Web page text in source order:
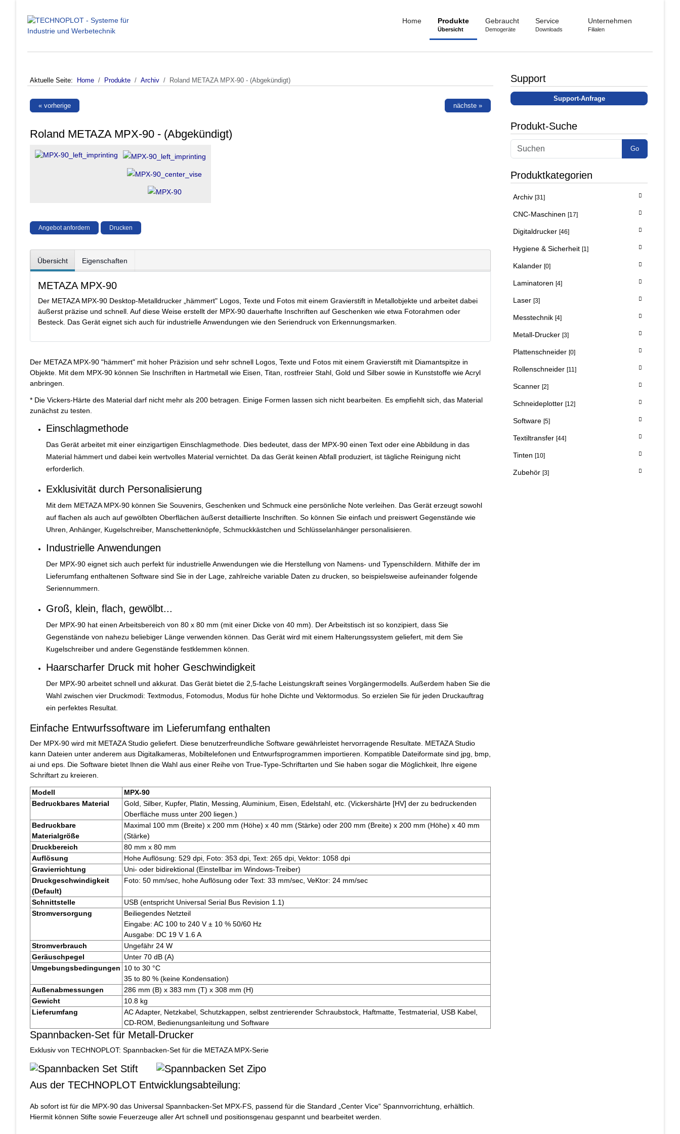
Home Produkte
Übersicht
Gebraucht
Demogeräte
Service
Downloads
Unternehmen
Filialen
Aktuelle Seite: Home Produkte Archiv Roland METAZA MPX-90 - (Abgekündigt)
« vorherige nächste »
Roland METAZA MPX-90 - (Abgekündigt)
Angebot anfordern Drucken
Übersicht Eigenschaften
METAZA MPX-90
Der METAZA MPX-90 Desktop-Metalldrucker „hämmert" Logos, Texte und Fotos mit einem Gravierstift in Metallobjekte und arbeitet dabei
äußerst präzise und schnell. Auf diese Weise erstellt der MPX-90 dauerhafte Inschriften auf Geschenken wie etwa Fotorahmen oder
Besteck. Das Gerät eignet sich auch für industrielle Anwendungen wie den Seriendruck von Erkennungsmarken.
Der METAZA MPX-90 "hämmert" mit hoher Präzision und sehr schnell Logos, Texte und Fotos mit einem Gravierstift mit Diamantspitze in
Objekte. Mit dem MPX-90 können Sie Inschriften in Hartmetall wie Eisen, Titan, rostfreier Stahl, Gold und Silber sowie in Kunststoffe wie Acryl
anbringen.
* Die Vickers-Härte des Material darf nicht mehr als 200 betragen. Einige Formen lassen sich nicht bearbeiten. Es empfiehlt sich, das Material
zunächst zu testen.
Einschlagmethode
Das Gerät arbeitet mit einer einzigartigen Einschlagmethode. Dies bedeutet, dass der MPX-90 einen Text oder eine Abbildung in das
Material hämmert und dabei kein wertvolles Material vernichtet. Da das Gerät keinen Abfall produziert, ist tägliche Reinigung nicht
erforderlich.
Exklusivität durch Personalisierung
Mit dem METAZA MPX-90 können Sie Souvenirs, Geschenken und Schmuck eine persönliche Note verleihen. Das Gerät erzeugt sowohl
auf flachen als auch auf gewölbten Oberflächen äußerst detaillierte Inschriften. So können Sie einfach und preiswert Gegenstände wie
Uhren, Anhänger, Kugelschreiber, Manschettenknöpfe, Schmuckkästchen und Schlüsselanhänger personalisieren.
Industrielle Anwendungen
Der MPX-90 eignet sich auch perfekt für industrielle Anwendungen wie die Herstellung von Namens- und Typenschildern. Mithilfe der im
Lieferumfang enthaltenen Software sind Sie in der Lage, zahlreiche variable Daten zu drucken, so beispielsweise aufeinander folgende
Seriennummern.
Groß, klein, flach, gewölbt...
Der MPX-90 hat einen Arbeitsbereich von 80 x 80 mm (mit einer Dicke von 40 mm). Der Arbeitstisch ist so konzipiert, dass Sie
Gegenstände von nahezu beliebiger Länge verwenden können. Das Gerät wird mit einem Halterungssystem geliefert, mit dem Sie
Kugelschreiber und andere Gegenstände festklemmen können.
Haarscharfer Druck mit hoher Geschwindigkeit
Der MPX-90 arbeitet schnell und akkurat. Das Gerät bietet die 2,5-fache Leistungskraft seines Vorgängermodells. Außerdem haben Sie die
Wahl zwischen vier Druckmodi: Textmodus, Fotomodus, Modus für hohe Dichte und Vektormodus. So erzielen Sie für jeden Druckauftrag
ein perfektes Resultat.
Einfache Entwurfssoftware im Lieferumfang enthalten
Der MPX-90 wird mit METAZA Studio geliefert. Diese benutzerfreundliche Software gewährleistet hervorragende Resultate. METAZA Studio
kann Dateien unter anderem aus Digitalkameras, Mobiltelefonen und Entwurfsprogrammen importieren. Kompatible Dateiformate sind jpg, bmp,
ai und eps. Die Software bietet Ihnen die Wahl aus einer Reihe von True-Type-Schriftarten und Sie haben sogar die Möglichkeit, Ihre eigene
Schriftart zu kreieren.
Modell
MPX-90
Bedruckbares Material
Gold, Silber, Kupfer, Platin, Messing, Aluminium, Eisen, Edelstahl, etc. (Vickershärte [HV] der zu bedruckenden
Oberfläche muss unter 200 liegen.)
Bedruckbare
Materialgröße
Maximal 100 mm (Breite) x 200 mm (Höhe) x 40 mm (Stärke) oder 200 mm (Breite) x 200 mm (Höhe) x 40 mm
(Stärke)
Druckbereich
80 mm x 80 mm
Auflösung
Hohe Auflösung: 529 dpi, Foto: 353 dpi, Text: 265 dpi, Vektor: 1058 dpi
Gravierrichtung
Uni- oder bidirektional (Einstellbar im Windows-Treiber)
Druckgeschwindigkeit
(Default)
Foto: 50 mm/sec, hohe Auflösung oder Text: 33 mm/sec, VeKtor: 24 mm/sec
Schnittstelle
USB (entspricht Universal Serial Bus Revision 1.1)
Stromversorgung
Beiliegendes Netzteil
Eingabe: AC 100 to 240 V ± 10 % 50/60 Hz
Ausgabe: DC 19 V 1.6 A
Stromverbrauch
Ungefähr 24 W
Geräuschpegel
Unter 70 dB (A)
Umgebungsbedingungen 10 to 30 °C
35 to 80 % (keine Kondensation)
Außenabmessungen
286 mm (B) x 383 mm (T) x 308 mm (H)
Gewicht
10.8 kg
Lieferumfang
AC Adapter, Netzkabel, Schutzkappen, selbst zentrierender Schraubstock, Haftmatte, Testmaterial, USB Kabel,
CD-ROM, Bedienungsanleitung und Software
Spannbacken-Set für Metall-Drucker
Exklusiv von TECHNOPLOT: Spannbacken-Set für die METAZA MPX-Serie
Aus der TECHNOPLOT Entwicklungsabteilung:
Ab sofort ist für die MPX-90 das Universal Spannbacken-Set MPX-FS, passend für die Standard „Center Vice“ Spannvorrichtung, erhältlich.
Hiermit können Stifte sowie Feuerzeuge aller Art schnell und positionsgenau gespannt und bearbeitet werden.
Support
Support-Anfrage
Produkt-Suche
Go
Produktkategorien
Archiv [31]
CNC-Maschinen [17]
Digitaldrucker [46]
Hygiene & Sicherheit [1]
Kalander [0]
Laminatoren [4]
Laser [3]
Messtechnik [4]
Metall-Drucker [3]
Plattenschneider [0]
Rollenschneider [11]
Scanner [2]
Schneideplotter [12]
Software [5]
Textiltransfer [44]
Tinten [10]
Zubehör [3]